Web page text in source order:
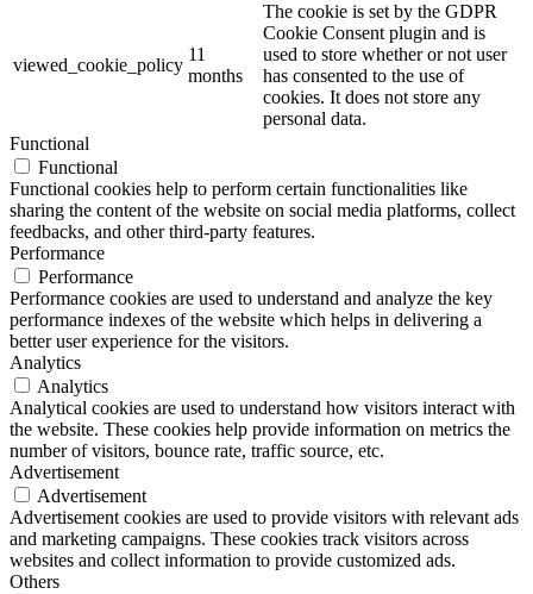
viewed_cookie_policy
11
months
The cookie is set by the GDPR
Cookie Consent plugin and is
used to store whether or not user
has consented to the use of
cookies. It does not store any
personal data.
Functional
Functional
Functional cookies help to perform certain functionalities like
sharing the content of the website on social media platforms, collect
feedbacks, and other third-party features.
Performance
Performance
Performance cookies are used to understand and analyze the key
performance indexes of the website which helps in delivering a
better user experience for the visitors.
Analytics
Analytics
Analytical cookies are used to understand how visitors interact with
the website. These cookies help provide information on metrics the
number of visitors, bounce rate, traffic source, etc.
Advertisement
Advertisement
Advertisement cookies are used to provide visitors with relevant ads
and marketing campaigns. These cookies track visitors across
websites and collect information to provide customized ads.
Others